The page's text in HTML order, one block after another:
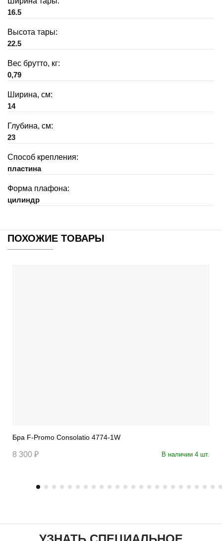
16.5
Высота тары:
22.5
Вес брутто, кг:
0,79
Ширина, см:
14
Глубина, см:
23
Способ крепления:
пластина
Форма плафона:
цилиндр
ПОХОЖИЕ ТОВАРЫ
Бра F-Promo Consolatio 4774-1W
8 300 ₽ В наличии 4 шт.